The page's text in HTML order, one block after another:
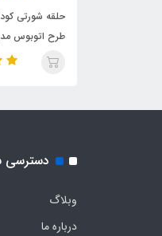
حلقه شنا
تنبل اینتکس کد
دسترسی
وبلاگ
درباره ما